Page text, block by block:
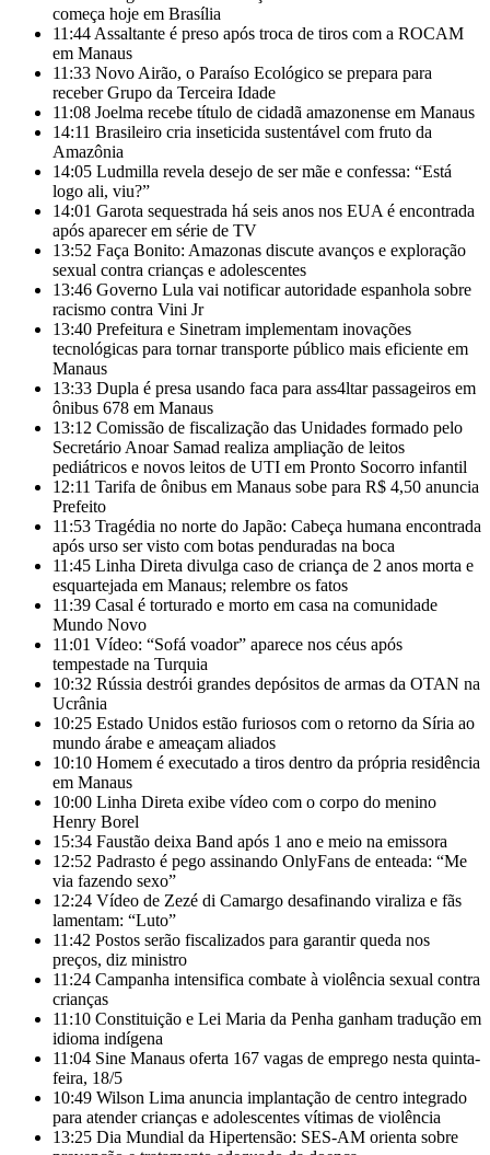
começa hoje em Brasília
11:44 Assaltante é preso após troca de tiros com a ROCAM
em Manaus
11:33 Novo Airão, o Paraíso Ecológico se prepara para
receber Grupo da Terceira Idade
11:08 Joelma recebe título de cidadã amazonense em Manaus
14:11 Brasileiro cria inseticida sustentável com fruto da
Amazônia
14:05 Ludmilla revela desejo de ser mãe e confessa: “Está
logo ali, viu?”
14:01 Garota sequestrada há seis anos nos EUA é encontrada
após aparecer em série de TV
13:52 Faça Bonito: Amazonas discute avanços e exploração
sexual contra crianças e adolescentes
13:46 Governo Lula vai notificar autoridade espanhola sobre
racismo contra Vini Jr
13:40 Prefeitura e Sinetram implementam inovações
tecnológicas para tornar transporte público mais eficiente em
Manaus
13:33 Dupla é presa usando faca para ass4ltar passageiros em
ônibus 678 em Manaus
13:12 Comissão de fiscalização das Unidades formado pelo
Secretário Anoar Samad realiza ampliação de leitos
pediátricos e novos leitos de UTI em Pronto Socorro infantil
12:11 Tarifa de ônibus em Manaus sobe para R$ 4,50 anuncia
Prefeito
11:53 Tragédia no norte do Japão: Cabeça humana encontrada
após urso ser visto com botas penduradas na boca
11:45 Linha Direta divulga caso de criança de 2 anos morta e
esquartejada em Manaus; relembre os fatos
11:39 Casal é torturado e morto em casa na comunidade
Mundo Novo
11:01 Vídeo: “Sofá voador” aparece nos céus após
tempestade na Turquia
10:32 Rússia destrói grandes depósitos de armas da OTAN na
Ucrânia
10:25 Estado Unidos estão furiosos com o retorno da Síria ao
mundo árabe e ameaçam aliados
10:10 Homem é executado a tiros dentro da própria residência
em Manaus
10:00 Linha Direta exibe vídeo com o corpo do menino
Henry Borel
15:34 Faustão deixa Band após 1 ano e meio na emissora
12:52 Padrasto é pego assinando OnlyFans de enteada: “Me
via fazendo sexo”
12:24 Vídeo de Zezé di Camargo desafinando viraliza e fãs
lamentam: “Luto”
11:42 Postos serão fiscalizados para garantir queda nos
preços, diz ministro
11:24 Campanha intensifica combate à violência sexual contra
crianças
11:10 Constituição e Lei Maria da Penha ganham tradução em
idioma indígena
11:04 Sine Manaus oferta 167 vagas de emprego nesta quinta-
feira, 18/5
10:49 Wilson Lima anuncia implantação de centro integrado
para atender crianças e adolescentes vítimas de violência
13:25 Dia Mundial da Hipertensão: SES-AM orienta sobre